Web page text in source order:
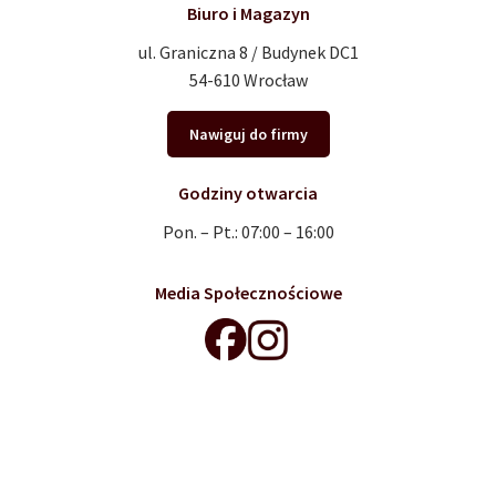
Biuro i Magazyn
ul. Graniczna 8 / Budynek DC1
54-610 Wrocław
Nawiguj do firmy
Godziny otwarcia
Pon. – Pt.: 07:00 – 16:00
Media Społecznościowe